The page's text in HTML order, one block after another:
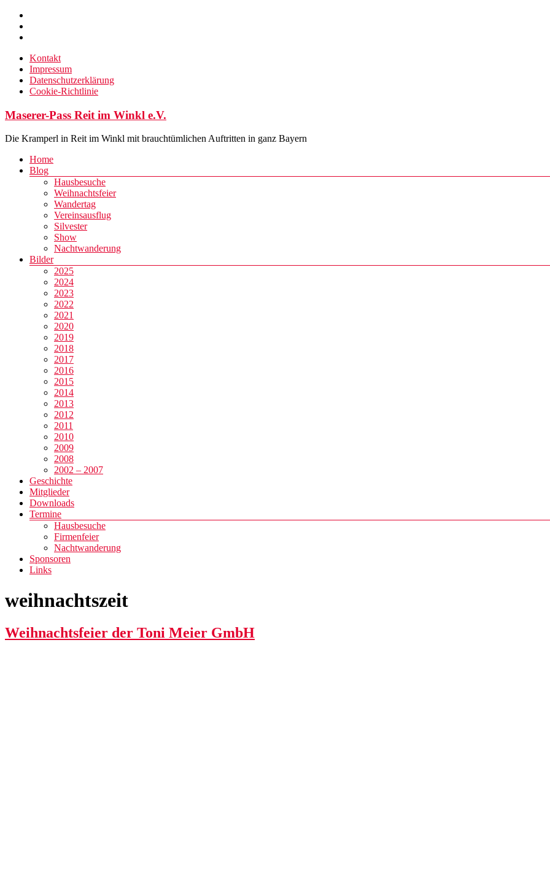
Zum
Inhalt
springen
Kontakt
Impressum
Datenschutzerklärung
Cookie-Richtlinie
Maserer-Pass Reit im Winkl e.V.
Die Kramperl in Reit im Winkl mit brauchtümlichen Auftritten in ganz Bayern
Menü
Home
Blog
Hausbesuche
Weihnachtsfeier
Wandertag
Vereinsausflug
Silvester
Show
Nachtwanderung
Bilder
2025
2024
2023
2022
2021
2020
2019
2018
2017
2016
2015
2014
2013
2012
2011
2010
2009
2008
2002 – 2007
Geschichte
Mitglieder
Downloads
Termine
Hausbesuche
Firmenfeier
Nachtwanderung
Sponsoren
Links
weihnachtszeit
Weihnachtsfeier der Toni Meier GmbH